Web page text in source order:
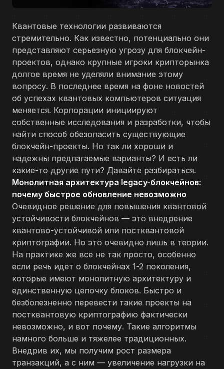
Квантовые технологии развиваются
стремительно. Как известно, потенциально они
представляют серьезную угрозу для блокчейн-
проектов, однако крупные игроки крипторынка
долгое время не уделяли внимание этому
вопросу. В последнее время на фоне новостей
об успехах квантовых компьютеров ситуация
меняется. Корпорации инициируют
собственные исследования и разработки, чтобы
найти способ обезопасить существующие
блокчейн-проекты. Но так ли хороши и
надежны предлагаемые варианты? И есть ли
какие-то другие пути? Давайте разбираться.
Монолитная архитектура legacy-блокчейнов:
почему быстрое обновление невозможно
Очевидное решение для повышения квантовой
устойчивости блокчейнов — это внедрение
квантово-устойчивой или постквантовой
криптографии. Но это очевидно лишь в теории.
На практике же все не так просто, особенно
если речь идет о блокчейнах 1-2 поколения,
которые имеют монолитную архитектуру и
единственную цепочку блоков. Быстро и
безболезненно перевести такие проекты на
постквантовую криптографию фактически
невозможно, и вот почему. Такие алгоритмы
намного больше и тяжелее традиционных.
Внедрив их, мы получим рост размера
транзакций, а с ним — увеличение нагрузки на